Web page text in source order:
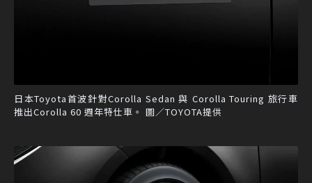
日本Toyota首波針對Corolla Sedan 與 Corolla Touring 旅行車
推出Corolla 60 週年特仕車。 圖／TOYOTA提供